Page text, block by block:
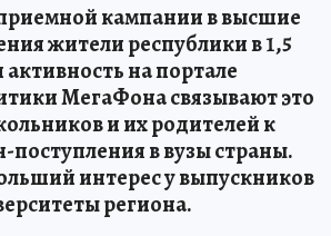
кампании в высшие
жители республики в 1,5
активность на портале
МегаФона связывают это
и их родителей к
поступления в вузы страны.
интерес у выпускников
региона.